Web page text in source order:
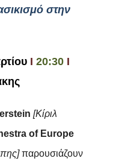
στην
Ι 20:30 Ι
[Κίριλ
of Europe
παρουσιάζουν